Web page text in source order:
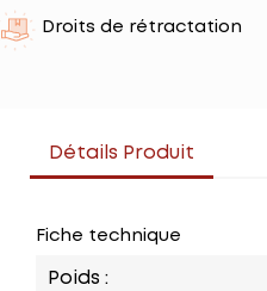
Droits de rétractation
Détails Produit
Fiche technique
Poids :